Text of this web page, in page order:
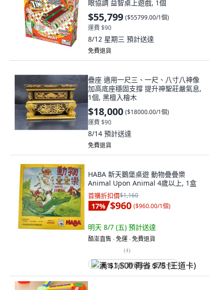
眼協調 益智桌上遊戲, 1個
$55,799 ($55799.00/1個)
運費 $90
8/12 星期三 預計送達
免費退貨
疊座 適用一尺三、一尺、八寸八神像
加高底座穩固支撐 提升神聖莊嚴氣息,
1個, 黑檀入檜木
$18,000 ($18000.00/1個)
運費 $90
8/14 預計送達
免費退貨
HABA 新天鵝堡桌遊 動物疊疊樂
Animal Upon Animal 4歲以上, 1盒
首購折扣價$1,160
17% $960 ($960.00/1個)
明天 8/7 (五) 預計送達
酷澎直售 ∙ 免運 ∙ 免費退貨
(4)
满 $1,500 再省 $75 (王道卡)